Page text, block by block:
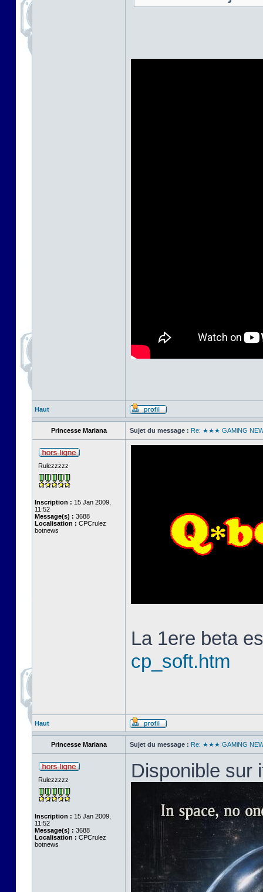
Haut
Princesse Mariana Sujet du message : Re: ★★★ GAMiNG
Rulezzzzz
Inscription : 15 Jan 2009,
11:52
Message(s) : 3688
Localisation : CPCrulez
botnews
La 1ere beta
cp_soft.htm
Haut
Princesse Mariana Sujet du message : Re: ★★★ GAMiNG
Rulezzzzz
Inscription : 15 Jan 2009,
11:52
Message(s) : 3688
Localisation : CPCrulez
botnews
Disponible sur